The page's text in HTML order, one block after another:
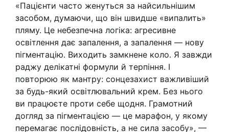
«Пацієнти часто женуться за найсильнішим
засобом, думаючи, що він швидше «випалить»
пляму. Це небезпечна логіка: агресивне
освітлення дає запалення, а запалення — нову
пігментацію. Виходить замкнене коло. Я завжди
раджу делікатні формули й терпіння. І
повторюю як мантру: сонцезахист важливіший
за будь-який освітлювальний крем. Без нього
ви працюєте проти себе щодня. Грамотний
догляд за пігментацією — це марафон, у якому
перемагає послідовність, а не сила засобу», —